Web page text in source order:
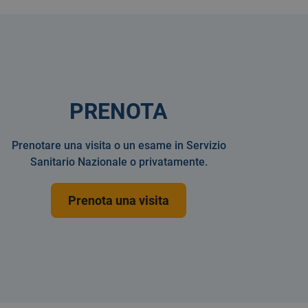
PRENOTA
Prenotare una visita o un esame in Servizio
Sanitario Nazionale o privatamente.
Prenota una visita